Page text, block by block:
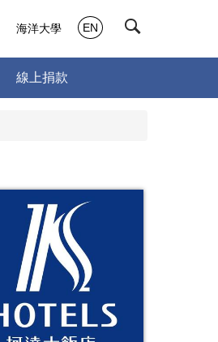
線上捐款
海洋大學 EN